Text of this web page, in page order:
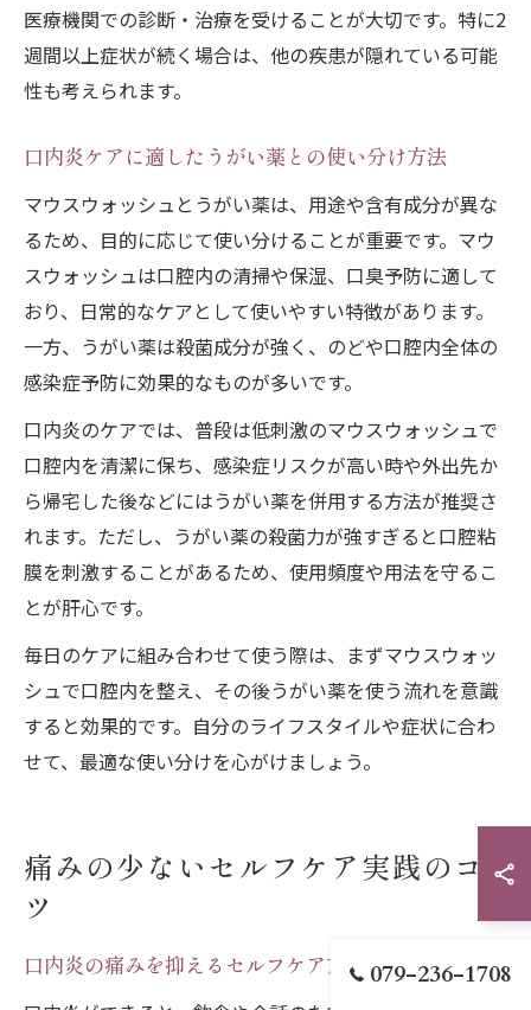
医療機関での診断・治療を受けることが大切です。特に2
週間以上症状が続く場合は、他の疾患が隠れている可能
性も考えられます。
口内炎ケアに適したうがい薬との使い分け方法
マウスウォッシュとうがい薬は、用途や含有成分が異な
るため、目的に応じて使い分けることが重要です。マウ
スウォッシュは口腔内の清掃や保湿、口臭予防に適して
おり、日常的なケアとして使いやすい特徴があります。
一方、うがい薬は殺菌成分が強く、のどや口腔内全体の
感染症予防に効果的なものが多いです。
口内炎のケアでは、普段は低刺激のマウスウォッシュで
口腔内を清潔に保ち、感染症リスクが高い時や外出先か
ら帰宅した後などにはうがい薬を併用する方法が推奨さ
れます。ただし、うがい薬の殺菌力が強すぎると口腔粘
膜を刺激することがあるため、使用頻度や用法を守るこ
とが肝心です。
毎日のケアに組み合わせて使う際は、まずマウスウォッ
シュで口腔内を整え、その後うがい薬を使う流れを意識
すると効果的です。自分のライフスタイルや症状に合わ
せて、最適な使い分けを心がけましょう。
痛みの少ないセルフケア実践のコ
ツ
口内炎の痛みを抑えるセルフケア方法を徹底解説
079-236-1708